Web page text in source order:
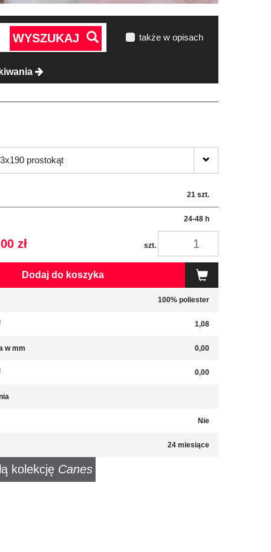
WYSZUKAJ także w opisach
prostokąt
21 szt.
24-48 h
zł szt.
Dodaj do koszyka
100% poliester
1,08
w mm 0,00
0,00
Nie
24 miesiące
kolekcję Canes